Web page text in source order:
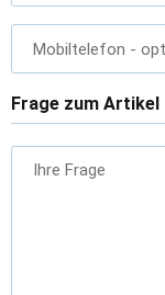
Mobiltelefon -
Frage zum Artikel
Ihre Frage